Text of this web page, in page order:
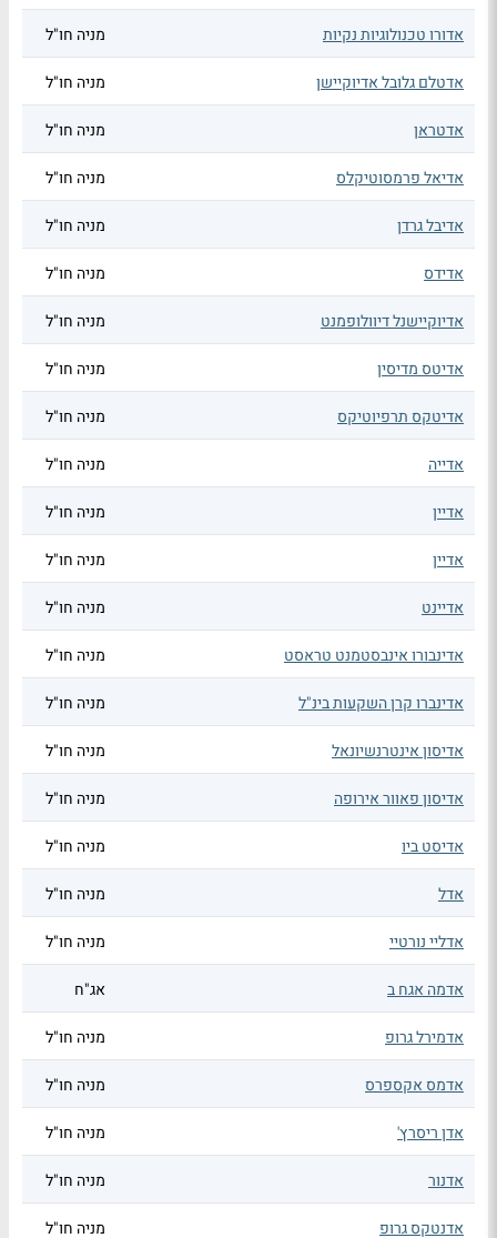
אדורו טכנולוגיות נקיות מניה חו"ל
אדטלם גלובל אדיוקיישן מניה חו"ל
אדטראן מניה חו"ל
אדיאל פרמסוטיקלס מניה חו"ל
אדיבל גרדן מניה חו"ל
אדידס מניה חו"ל
אדיוקיישנל דיוולופמנט מניה חו"ל
אדיטס מדיסין מניה חו"ל
אדיטקס תרפיוטיקס מניה חו"ל
אדייה מניה חו"ל
אדיין מניה חו"ל
אדיין מניה חו"ל
אדיינט מניה חו"ל
אדינבורו אינבסטמנט טראסט מניה חו"ל
אדינברו קרן השקעות בינ"ל מניה חו"ל
אדיסון אינטרנשיונאל מניה חו"ל
אדיסון פאוור אירופה מניה חו"ל
אדיסט ביו מניה חו"ל
אדל מניה חו"ל
אדליי נורטיי מניה חו"ל
אדמה אגח ב אג"ח
אדמירל גרופ מניה חו"ל
אדמס אקספרס מניה חו"ל
אדן ריסרץ' מניה חו"ל
אדנור מניה חו"ל
אדנטקס גרופ מניה חו"ל